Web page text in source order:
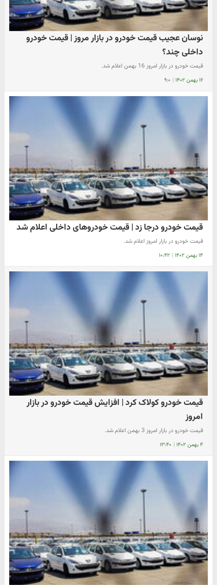
نوسان عجیب قیمت خودرو در بازار مروز | قیمت خودرو
داخلی چند؟
قیمت خودرو در بازار امروز 16 بهمن اعلام شد.
۱۶ بهمن ۱۴۰۲ | ۹:۰
قیمت خودرو درجا زد | قیمت خودروهای داخلی اعلام شد
قیمت خودرو در بازار امروز اعلام شد.
۱۴ بهمن ۱۴۰۲ | ۱۰:۴۲
قیمت خودرو کولاک کرد | افزایش قیمت خودرو در بازار
امروز
قیمت خودرو در بازار امروز 3 بهمن اعلام شد.
۴ بهمن ۱۴۰۲ | ۱۳:۴۰